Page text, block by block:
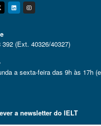
Linkedin
Instagram
392 (Ext. 40326/40327)
a sexta-feira das 9h às 17h
a newsletter do IELT